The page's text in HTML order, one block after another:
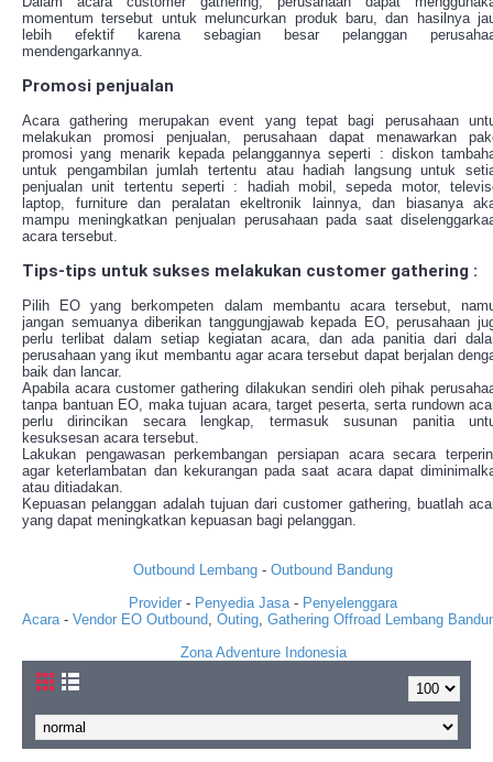
momentum tersebut untuk meluncurkan produk baru, dan hasilnya
lebih efektif karena sebagian besar pelanggan
mendengarkannya.
Promosi penjualan
Acara gathering merupakan event yang tepat bagi perusahaan
melakukan promosi penjualan, perusahaan dapat menawarkan
promosi yang menarik kepada pelanggannya seperti : diskon
untuk pengambilan jumlah tertentu atau hadiah langsung untuk
penjualan unit tertentu seperti : hadiah mobil, sepeda motor,
laptop, furniture dan peralatan ekeltronik lainnya, dan biasanya
mampu meningkatkan penjualan perusahaan pada saat
acara tersebut.
Tips-tips untuk sukses melakukan customer gathering :
Pilih EO yang berkompeten dalam membantu acara tersebut,
jangan semuanya diberikan tanggungjawab kepada EO, perusahaan
perlu terlibat dalam setiap kegiatan acara, dan ada panitia dari
perusahaan yang ikut membantu agar acara tersebut dapat berjalan
baik dan lancar.
Apabila acara customer gathering dilakukan sendiri oleh pihak
tanpa bantuan EO, maka tujuan acara, target peserta, serta rundown
perlu dirincikan secara lengkap, termasuk susunan panitia
kesuksesan acara tersebut.
Lakukan pengawasan perkembangan persiapan acara secara
agar keterlambatan dan kekurangan pada saat acara dapat
atau ditiadakan.
Kepuasan pelanggan adalah tujuan dari customer gathering, buatlah
yang dapat meningkatkan kepuasan bagi pelanggan.
Outbound Lembang - Outbound Bandung
Provider - Penyedia Jasa- Penyelenggara
Acara- Vendor EO Outbound, Outing, Gathering Offroad Lembang
Zona Adventure Indonesia